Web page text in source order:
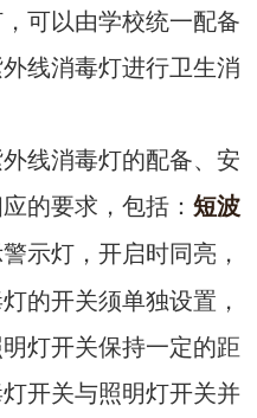
可以由学校统一配备
线消毒灯进行卫生消
线消毒灯的配备、安
的要求，包括： 短波
示灯，开启时同亮，
的开关须单独设置，
灯开关保持一定的距
开关与照明灯开关并